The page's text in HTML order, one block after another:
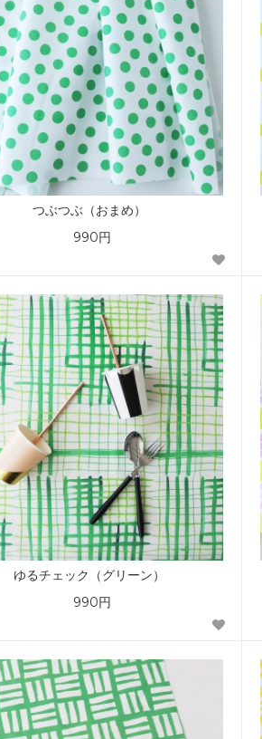
つぶつぶ（おまめ）
990円
ゆるチェック（グリーン）
990円